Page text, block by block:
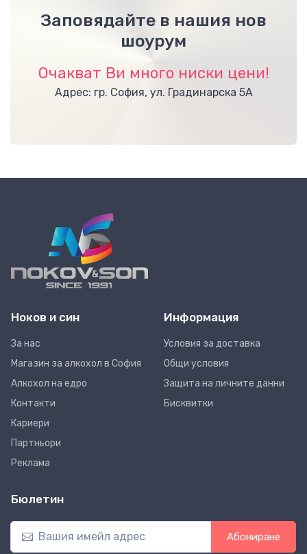
Заповядайте в нашия нов
шоурум
Очакват Ви много ниски цени!
Адрес: гр. София, ул. Градинарска 5А
Ноков и син
За нас
Магазин за алкохол в София
Алкохол на едро
Контакти
Кариери
Партньори
Реклама
Информация
Условия за доставка
Общи условия
Защита на личните данни
Бисквитки
Бюлетин
Абониране